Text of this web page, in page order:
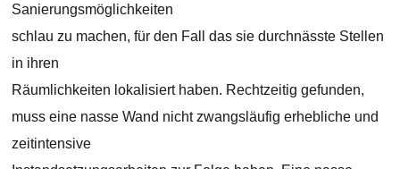
Sanierungsmöglichkeiten
schlau zu machen, für den Fall das sie durchnässte Stellen
in ihren
Räumlichkeiten lokalisiert haben. Rechtzeitig gefunden,
muss eine nasse Wand nicht zwangsläufig erhebliche und
zeitintensive